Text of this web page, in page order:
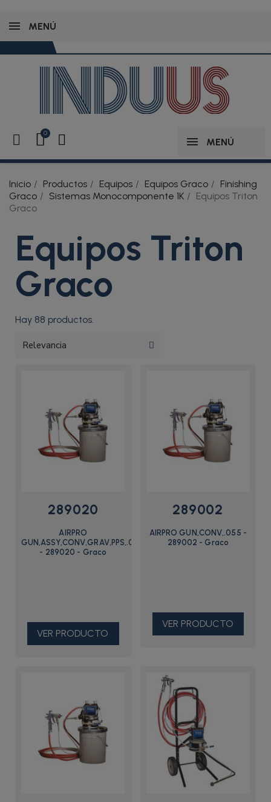
MENÚ
MENÚ
Inicio Productos Equipos Equipos Graco
Finishing
Graco
Sistemas Monocomponente 1K
Equipos Triton
Graco
Equipos Triton
Graco
Hay 88 productos.
289020
AIRPRO
GUN,ASSY,CONV,GRAV,PPS,.055
- 289020 - Graco
VER PRODUCTO
289002
AIRPRO GUN,CONV,.055 -
289002 - Graco
VER PRODUCTO